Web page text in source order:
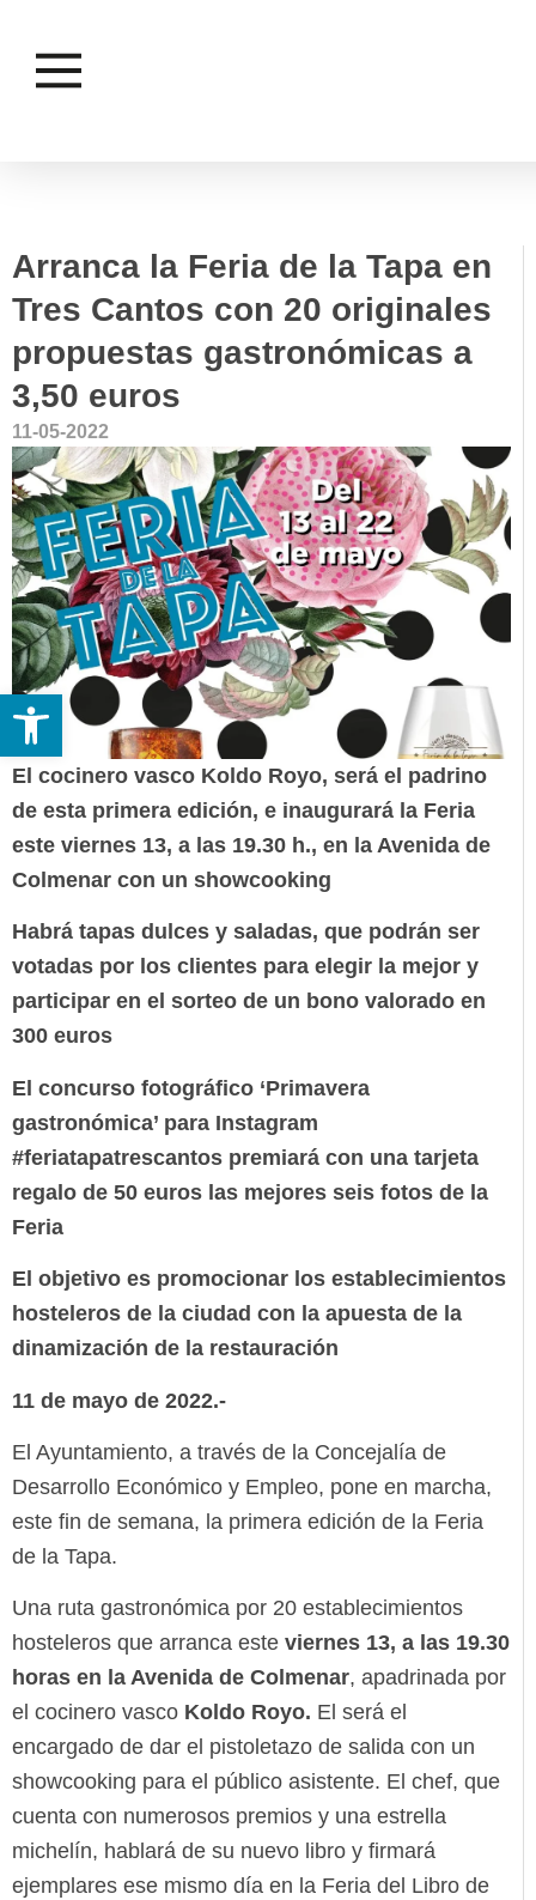
Arranca la Feria de la Tapa en
Tres Cantos con 20 originales
propuestas gastronómicas a
3,50 euros
11-05-2022
El cocinero vasco Koldo Royo, será el padrino
de esta primera edición, e inaugurará la Feria
este viernes 13, a las 19.30 h., en la Avenida de
Colmenar con un showcooking
Habrá tapas dulces y saladas, que podrán ser
votadas por los clientes para elegir la mejor y
participar en el sorteo de un bono valorado en
300 euros
El concurso fotográfico ‘Primavera
gastronómica’ para Instagram
#feriatapatrescantos premiará con una tarjeta
regalo de 50 euros las mejores seis fotos de la
Feria
El objetivo es promocionar los establecimientos
hosteleros de la ciudad con la apuesta de la
dinamización de la restauración
11 de mayo de 2022.-
El Ayuntamiento, a través de la Concejalía de
Desarrollo Económico y Empleo, pone en marcha,
este fin de semana, la primera edición de la Feria
de la Tapa.
Una ruta gastronómica por 20 establecimientos
hosteleros que arranca este viernes 13, a las 19.30
horas en la Avenida de Colmenar, apadrinada por
el cocinero vasco Koldo Royo. El será el
encargado de dar el pistoletazo de salida con un
showcooking para el público asistente. El chef, que
cuenta con numerosos premios y una estrella
michelín, hablará de su nuevo libro y firmará
ejemplares ese mismo día en la Feria del Libro de
Abrir barra de herramientas